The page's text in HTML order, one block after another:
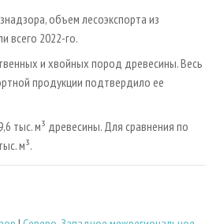
объем лесоэкспорта из
всего 2022-го.
и хвойных пород древесины. Весь
продукции подтвердило ее
тыс. м³ древесины. Для сравнения по
м³.